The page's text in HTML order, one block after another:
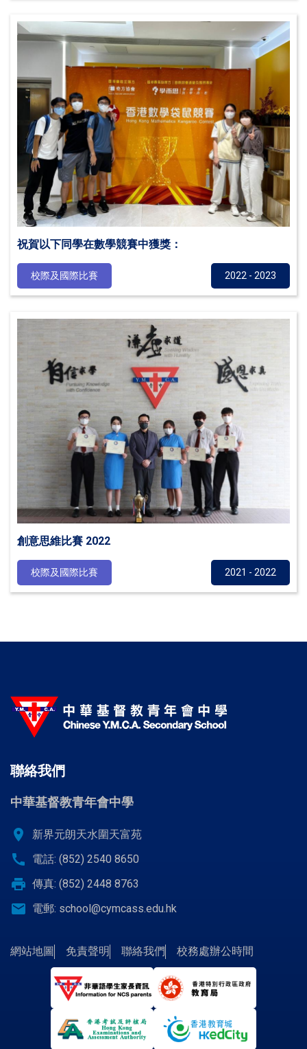
祝賀以下同學在數學競賽中獲獎：
校際及國際比賽 2022 - 2023
創意思維比賽 2022
校際及國際比賽 2021 - 2022
聯絡我們
中華基督教青年會中學
location_on 新界元朗天水圍天富苑
call 電話: (852) 2540 8650
print 傳真: (852) 2448 8763
email 電郵: school@cymcass.edu.hk
網站地圖 免責聲明 聯絡我們 校務處辦公時間